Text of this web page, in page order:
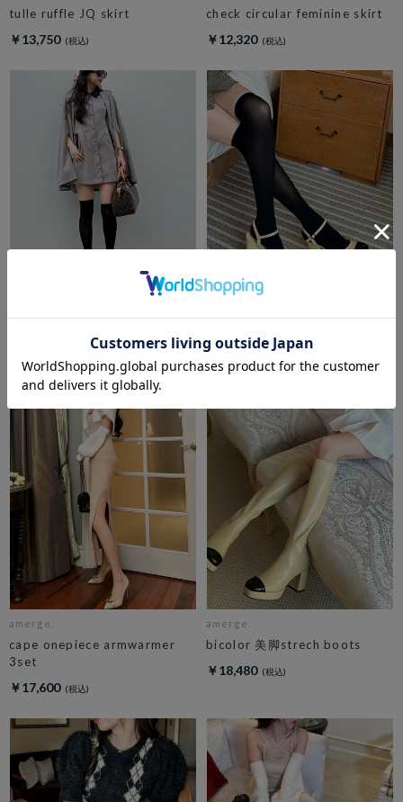
tulle ruffle JQ skirt
￥13,750
check circular feminine skirt
￥12,320
￥15,950
amerge.
cape onepiece armwarmer
3set
￥17,600
amerge.
bicolor 美脚strech boots
￥18,480